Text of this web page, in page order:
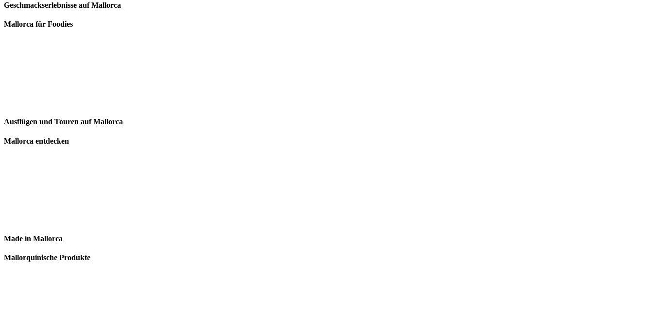
Geschmackserlebnisse auf Mallorca
Mallorca für Foodies
Ausflügen und Touren auf Mallorca
Mallorca entdecken
Made in Mallorca
Mallorquinische Produkte